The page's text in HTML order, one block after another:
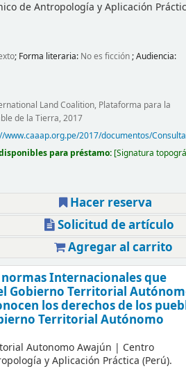
de Antropología y Aplicación
; Forma literaria: No es ficción; Audiencia:
Land Coalition, Plataforma para la
de la Tierra, 2017
www.caaap.org.pe/2017/documentos/
para préstamo: Signatura
Hacer reserva
Solicitud de artículo
Agregar al carrito
Internacionales que
Gobierno Territorial
los derechos de los
Territorial Autónomo
Autonomo Awajún | Centro
y Aplicación Práctica (Perú).